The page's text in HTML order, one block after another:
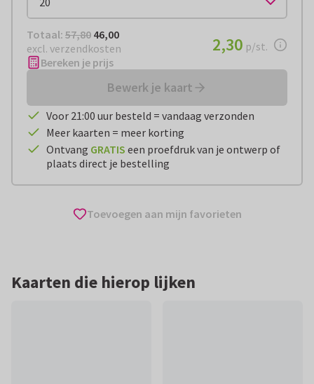
Totaal: € 46,00
Totaal: 57,80 46,00
excl. verzendkosten
€ 2,30per stuk
2,30 p/st.
Bereken je prijs
Bewerk je kaart
Voor 21:00 uur besteld = vandaag verzonden
Meer kaarten = meer korting
Ontvang GRATIS een proefdruk van je ontwerp of
plaats direct je bestelling
Toevoegen aan mijn favorieten
Kaarten die hierop lijken